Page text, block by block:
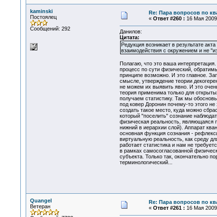
kaminski
Постоялец
Сообщений: 292
Re: Пара вопросов по
« Ответ #260 : 16 Мая
Данилов:
Цитата:
Редукция возникает в результате
взаимодействия с окружением и не
Полагаю, что это ваша
процесс по сути физический,
принципе возможно. И это главное.
смысле, утверждение теории
не можем их выявить явно. И это
теория применима только для
получаем статистику. Так мы
под ковер Доронин почему-то этого
создать такое место, куда можно
который "поселить" сознание
физическая реальность, являющаяся
нижний в иерархии слой). Аппарат
основная функция сознания -
виртуальную реальность, как среду
работает статистика и нам не
в рамках самосогласованной
субъекта. Только так, окончательно
терминологический...
Quangel
Ветеран
Re: Пара вопросов по
« Ответ #261 : 16 Мая